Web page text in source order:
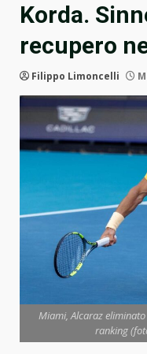
Korda.
recupero
Filippo Limoncelli
Miami, Alcaraz
ranking